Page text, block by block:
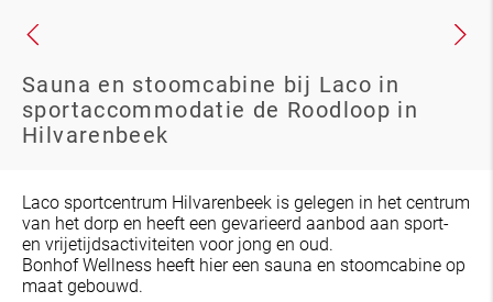
Sauna en stoomcabine bij Laco in
sportaccommodatie de Roodloop in
Hilvarenbeek
Laco sportcentrum Hilvarenbeek is gelegen in het centrum
van het dorp en heeft een gevarieerd aanbod aan sport-
en vrijetijdsactiviteiten voor jong en oud.
Bonhof Wellness heeft hier een sauna en stoomcabine op
maat gebouwd.